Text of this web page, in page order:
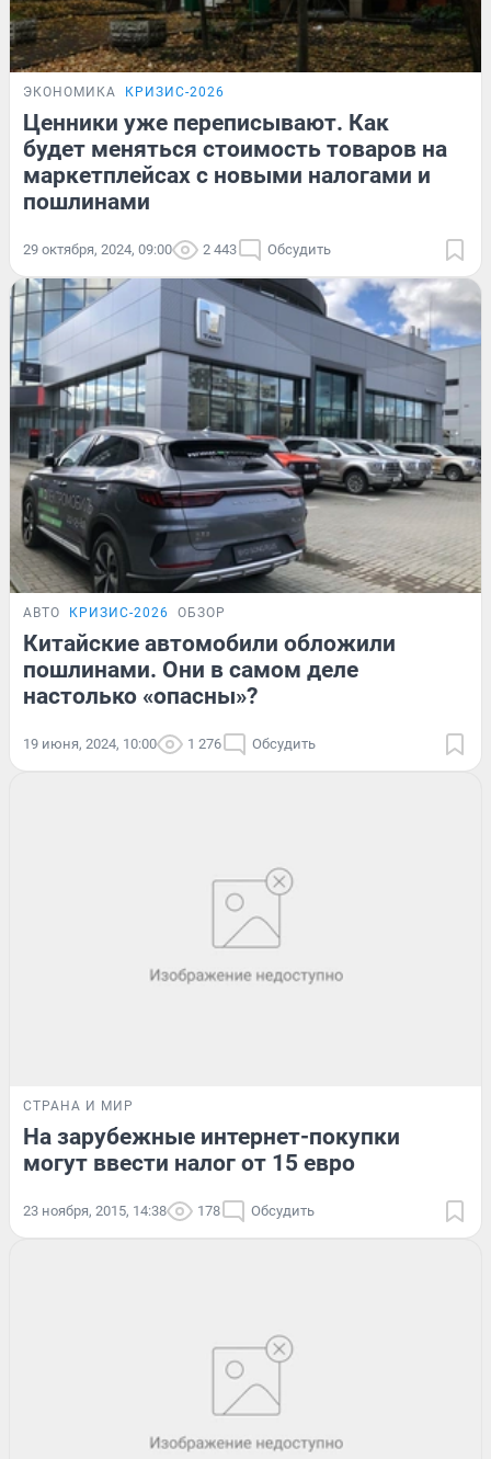
ЭКОНОМИКА КРИЗИС-2026
Ценники уже переписывают. Как
будет меняться стоимость товаров на
маркетплейсах с новыми налогами и
пошлинами
29 октября, 2024, 09:00 2 443 Обсудить
АВТО КРИЗИС-2026 ОБЗОР
Китайские автомобили обложили
пошлинами. Они в самом деле
настолько «опасны»?
19 июня, 2024, 10:00 1 276 Обсудить
СТРАНА И МИР
На зарубежные интернет-покупки
могут ввести налог от 15 евро
23 ноября, 2015, 14:38 178 Обсудить